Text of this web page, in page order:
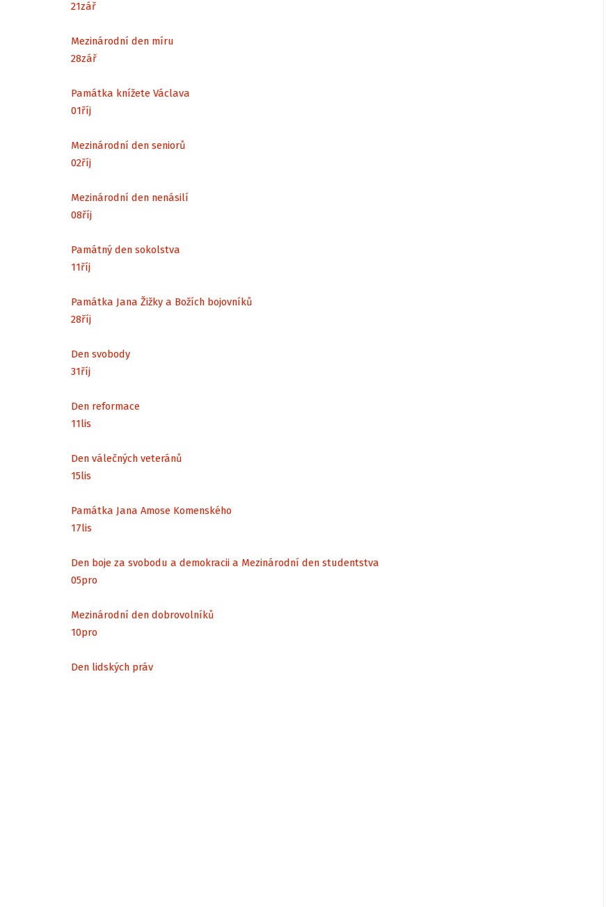
21zář
Mezinárodní den míru
28zář
Památka knížete Václava
01říj
Mezinárodní den seniorů
02říj
Mezinárodní den nenásilí
08říj
Památný den sokolstva
11říj
Památka Jana Žižky a Božích bojovníků
28říj
Den svobody
31říj
Den reformace
11lis
Den válečných veteránů
15lis
Památka Jana Amose Komenského
17lis
Den boje za svobodu a demokracii a Mezinárodní den studentstva
05pro
Mezinárodní den dobrovolníků
10pro
Den lidských práv